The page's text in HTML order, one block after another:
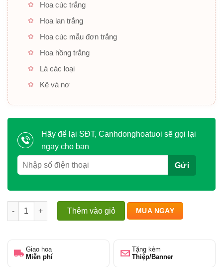
Hoa cúc trắng
Hoa lan trắng
Hoa cúc mẫu đơn trắng
Hoa hồng trắng
Lá các loại
Kệ và nơ
Hãy để lại SĐT, Canhdonghoatuoi sẽ gọi lại
ngay cho bạn
Hoa Chia Buồn - Gửi Lời An Ủi Sâu Sắc số lượng
Thêm vào giỏ MUA NGAY
Giao hoa
Miễn phí
Tặng kèm
Thiệp/Banner